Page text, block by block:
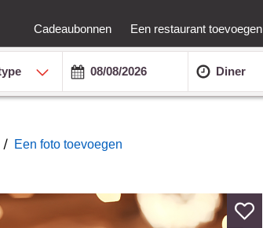
Cadeaubonnen Een restaurant toevoegen
Diner
/ Een foto toevoegen